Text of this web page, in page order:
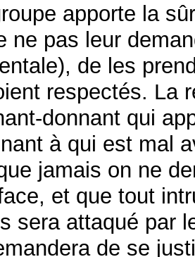
apporte la
ne pas leur
de les
respectés. La
donnant qui
à qui est mal
jamais on ne
et que tout
sera attaqué par
de se